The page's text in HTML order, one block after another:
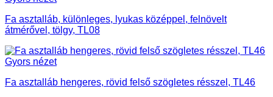
Fa asztalláb, különleges, lyukas középpel, felnövelt
átmérővel, tölgy, TL08
Gyors nézet
Fa asztalláb hengeres, rövid felső szögletes résszel, TL46